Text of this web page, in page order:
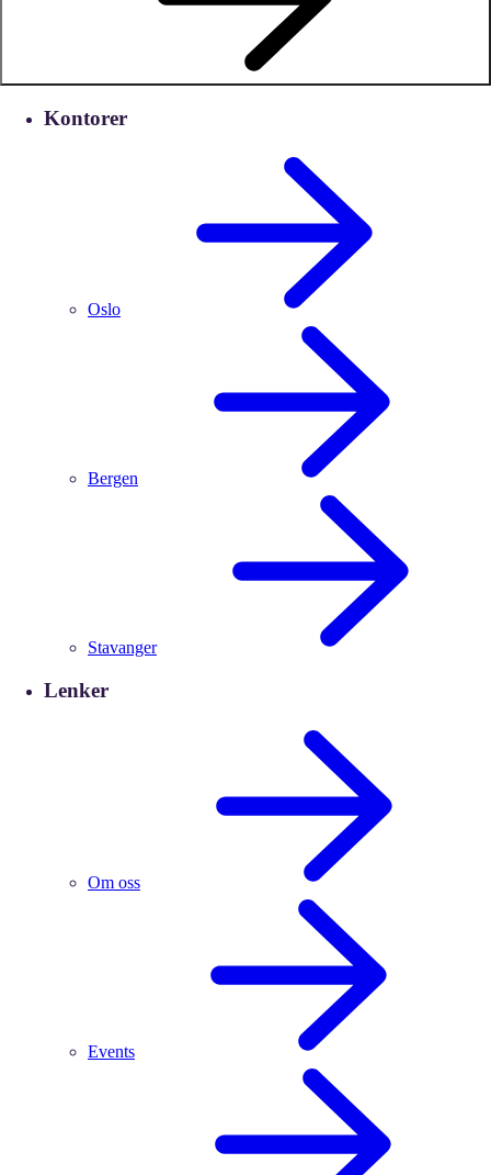
Kontorer
Oslo
Bergen
Stavanger
Lenker
Om oss
Events